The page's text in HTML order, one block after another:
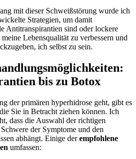
mit dieser Schweißstörung wurde⁣ ich
Strategien, um ‍damit
Antitranspirantien sind oder lockere
Lebensqualität zu verbessern und
ich selbst zu sein.
bis zu Botox
der primären hyperhidrose geht, gibt es
Sie in Betracht ziehen können. Ich
dass die​ Auswahl der richtigen
der ⁢Symptome und den‍
abhängt. ⁢Einige‍ derempfohlene
umfassen: